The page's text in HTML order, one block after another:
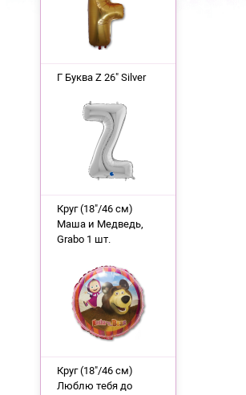
Г Буква Z 26" Silver
Круг (18"/46 см)
Маша и Медведь,
Grabo 1 шт.
Круг (18"/46 см)
Люблю тебя до